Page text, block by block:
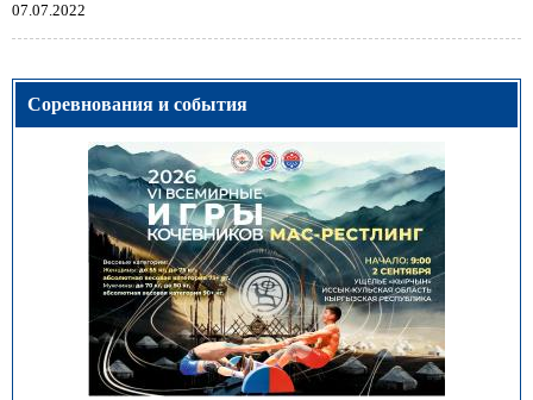
07.07.2022
Соревнования и события